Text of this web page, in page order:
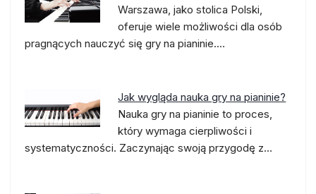
Warszawa, jako stolica Polski,
oferuje wiele możliwości dla osób
pragnących nauczyć się gry na pianinie.…
Jak wygląda nauka gry na pianinie?
Nauka gry na pianinie to proces,
który wymaga cierpliwości i
systematyczności. Zaczynając swoją przygodę z…